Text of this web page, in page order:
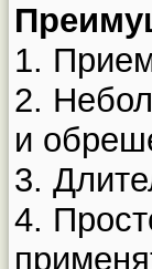
1.
2.
и
3.
4.